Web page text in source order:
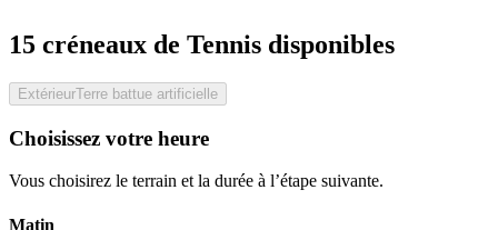
15 créneaux de Tennis disponibles
ExtérieurTerre battue artificielle
Choisissez votre heure
Vous choisirez le terrain et la durée à l’étape suivante.
Matin